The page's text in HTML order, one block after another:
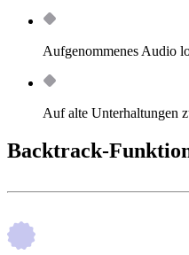
Aufgenommenes Audio
Auf alte Unterhaltungen
Backtrack-